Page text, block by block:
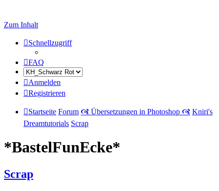
Zum Inhalt
Schnellzugriff
FAQ
Anmelden
Registrieren
Startseite Forum 🙧 Übersetzungen in Photoshop 🙧 Kniri's
Dreamtutorials Scrap
*BastelFunEcke*
Scrap